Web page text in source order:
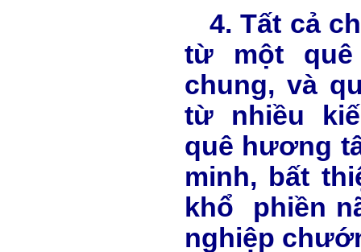
4. Tất cả
từ một
chung, và
từ nhiều
quê hương
minh, bất
khổ phiền
nghiệp